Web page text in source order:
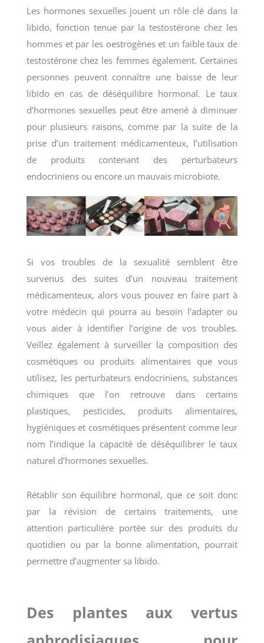
Les hormones sexuelles jouent un rôle clé dans la
libido, fonction tenue par la testostérone chez les
hommes et par les oestrogènes et un faible taux de
testostérone chez les femmes également. Certaines
personnes peuvent connaître une baisse de leur
libido en cas de déséquilibre hormonal. Le taux
d’hormones sexuelles peut être amené à diminuer
pour plusieurs raisons, comme par la suite de la
prise d’un traitement médicamenteux, l’utilisation
de produits contenant des perturbateurs
endocriniens ou encore un mauvais microbiote.
Si vos troubles de la sexualité semblent être
survenus des suites d’un nouveau traitement
médicamenteux, alors vous pouvez en faire part à
votre médecin qui pourra au besoin l’adapter ou
vous aider à identifier l’origine de vos troubles.
Veillez également à surveiller la composition des
cosmétiques ou produits alimentaires que vous
utilisez, les perturbateurs endocriniens, substances
chimiques que l’on retrouve dans certains
plastiques, pesticides, produits alimentaires,
hygiéniques et cosmétiques présentent comme leur
nom l’indique la capacité de déséquilibrer le taux
naturel d’hormones sexuelles.
Rétablir son équilibre hormonal, que ce soit donc
par la révision de certains traitements, une
attention particulière portée sur des produits du
quotidien ou par la bonne alimentation, pourrait
permettre d’augmenter sa libido.
Des plantes aux vertus